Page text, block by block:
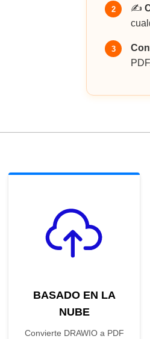
2 ✍️
3
BASADO EN LA
NUBE
Convierte DRAWIO a PDF